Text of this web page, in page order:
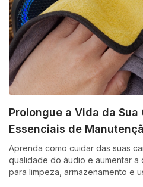
Prolongue a Vida da Sua
Essenciais de
Aprenda como cuidar das suas
qualidade do áudio e aumentar a
para limpeza, armazenamento e